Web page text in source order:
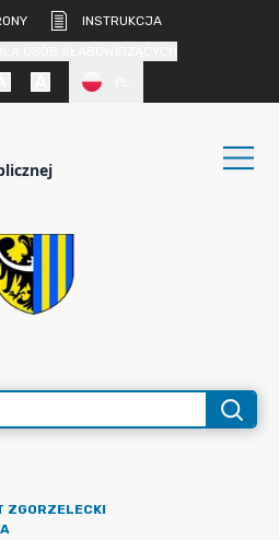
INSTRUKCJA
ZGORZELECKI